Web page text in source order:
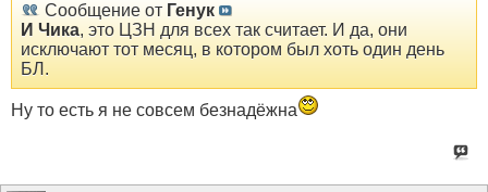
Сообщение от Генук
И Чика, это ЦЗН для всех так считает. И да, они
исключают тот месяц, в котором был хоть один день
БЛ.
Ну то есть я не совсем безнадёжна